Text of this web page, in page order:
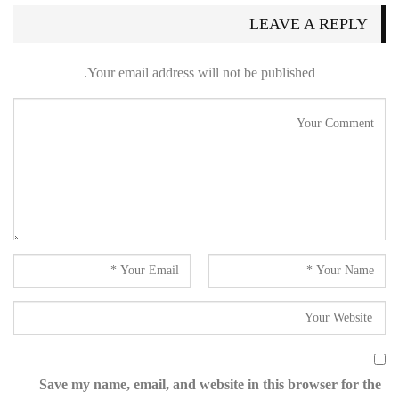
LEAVE A REPLY
Your email address will not be published.
Save my name, email, and website in this browser for the